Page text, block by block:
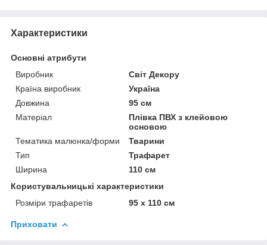
Характеристики
Основні атрибути
Виробник
Світ Декору
Країна виробник
Україна
Довжина
95 см
Матеріал
Плівка ПВХ з клейовою
основою
Тематика малюнка/форми
Тварини
Тип
Трафарет
Ширина
110 см
Користувальницькі характеристики
Розміри трафаретів
95 х 110 см
Приховати